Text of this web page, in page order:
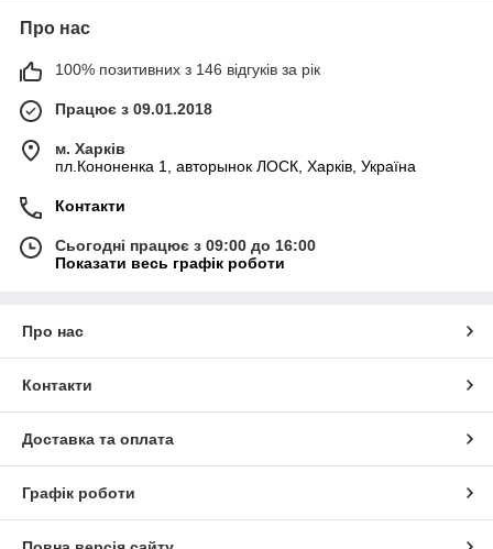
Про нас
100% позитивних з 146 відгуків за рік
Працює з 09.01.2018
м. Харків
пл.Кононенка 1, авторынок ЛОСК, Харків, Україна
Контакти
Сьогодні працює з 09:00 до 16:00
Показати весь графік роботи
Про нас
Контакти
Доставка та оплата
Графік роботи